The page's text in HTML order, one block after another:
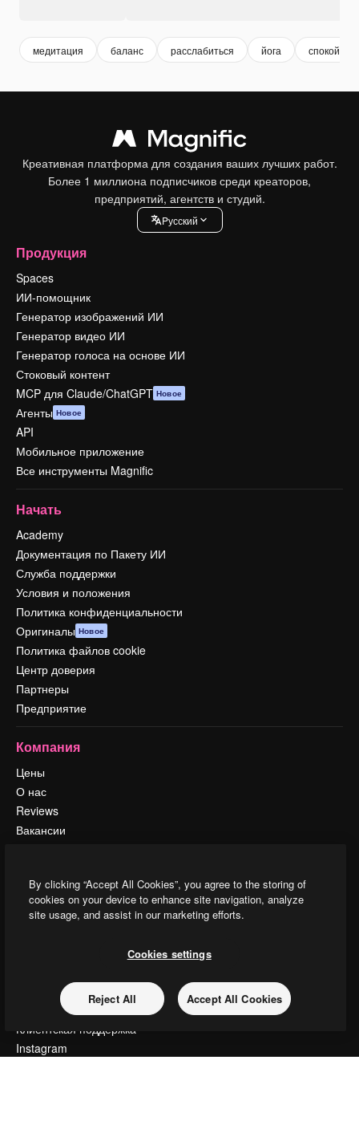
медитация баланс расслабиться йога спокойный
Креативная платформа для создания ваших лучших работ.
Более 1 миллиона подписчиков среди креаторов,
предприятий, агентств и студий.
Pусский
Продукция
Spaces
ИИ-помощник
Генератор изображений ИИ
Генератор видео ИИ
Генератор голоса на основе ИИ
Стоковый контент
MCP для Claude/ChatGPT Новое
Агенты Новое
API
Мобильное приложение
Все инструменты Magnific
Начать
Academy
Документация по Пакету ИИ
Служба поддержки
Условия и положения
Политика конфиденциальности
Оригиналы Новое
Политика файлов cookie
Центр доверия
Партнеры
Предприятие
Компания
Цены
О нас
Reviews
Вакансии
События
Slidesgo
Продайте свой контент
Связаться с нами
Клиентская поддержка
Instagram
By clicking “Accept All Cookies”, you agree to the storing of
cookies on your device to enhance site navigation, analyze
site usage, and assist in our marketing efforts.
Cookies settings
Reject All Accept All Cookies